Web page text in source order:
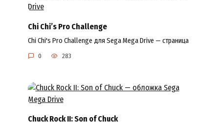
Chi Chi’s Pro Challenge
Chi Chi's Pro Challenge для Sega Mega Drive — страница
0 283
Chuck Rock II: Son of Chuck